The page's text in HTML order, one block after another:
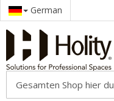
German